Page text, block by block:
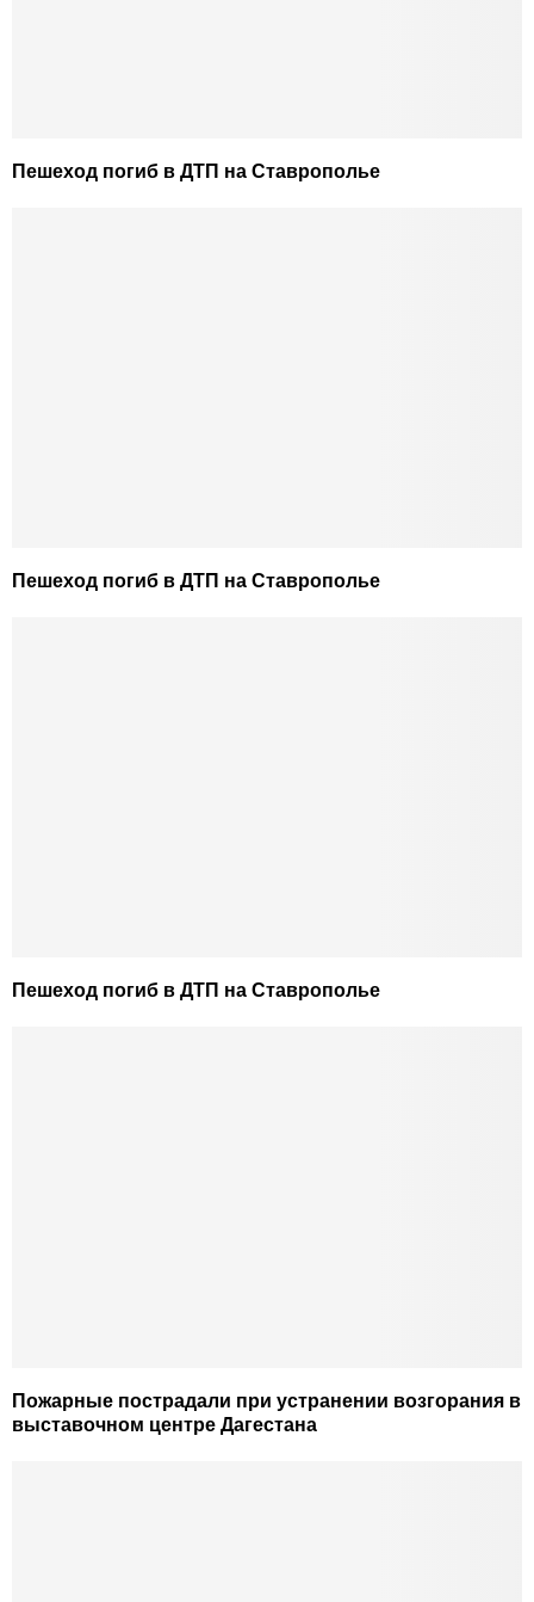
Пешеход погиб в ДТП на Ставрополье
Пешеход погиб в ДТП на Ставрополье
Пешеход погиб в ДТП на Ставрополье
Пожарные пострадали при устранении возгорания в
выставочном центре Дагестана